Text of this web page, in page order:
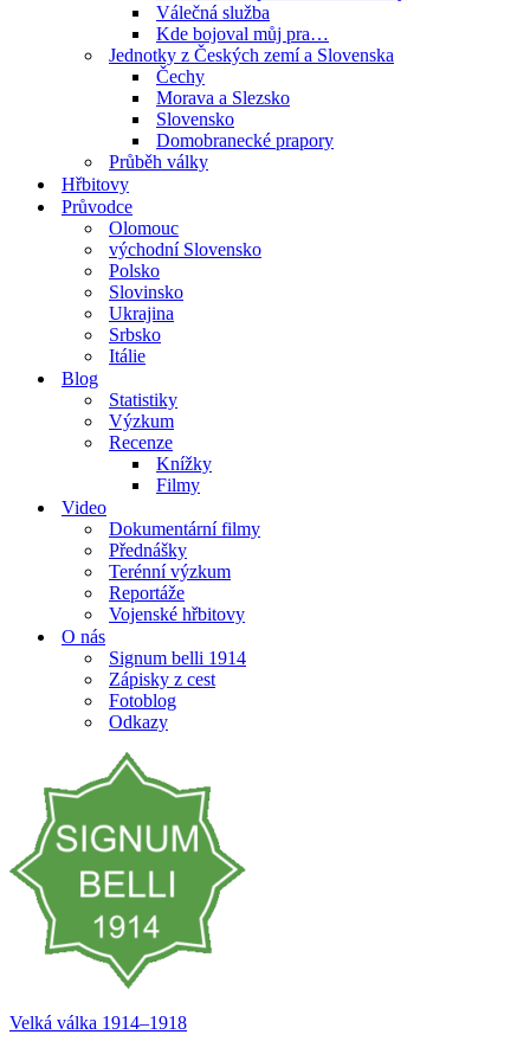
Válečná služba
Kde bojoval můj pra…
Jednotky z Českých zemí a Slovenska
Čechy
Morava a Slezsko
Slovensko
Domobranecké prapory
Průběh války
Hřbitovy
Průvodce
Olomouc
východní Slovensko
Polsko
Slovinsko
Ukrajina
Srbsko
Itálie
Blog
Statistiky
Výzkum
Recenze
Knížky
Filmy
Video
Dokumentární filmy
Přednášky
Terénní výzkum
Reportáže
Vojenské hřbitovy
O nás
Signum belli 1914
Zápisky z cest
Fotoblog
Odkazy
Velká válka 1914–⁠⁠⁠⁠⁠⁠1918